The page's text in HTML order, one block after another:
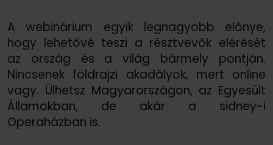
A webinárium egyik legnagyobb előnye,
hogy lehetővé teszi a résztvevők elérését
az ország és a világ bármely pontján.
Nincsenek földrajzi akadályok, mert online
vagy. Ülhetsz Magyarországon, az Egyesült
Államokban, de akár a sidney-i
Operaházban is.